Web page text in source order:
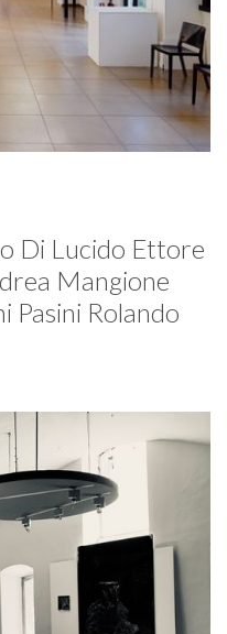
Di Lucido Ettore
Mangione
Pasini Rolando